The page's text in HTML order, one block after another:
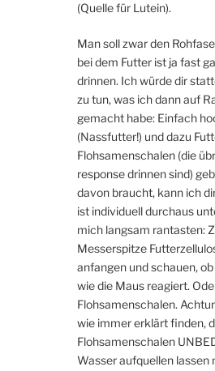
(Quelle für Lutein).
Man soll zwar den
bei dem Futter ist ja fast
drinnen. Ich würde dir
zu tun, was ich dann auf
gemacht habe: Einfach
(Nassfutter!) und dazu
Flohsamenschalen (die
response drinnen sind)
davon braucht, kann ich
ist individuell durchaus
mich langsam rantasten:
Messerspitze
anfangen und schauen,
wie die Maus reagiert.
Flohsamenschalen.
wie immer erklärt finden,
Flohsamenschalen
Wasser aufquellen lassen